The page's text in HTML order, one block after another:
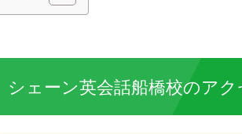
シェーン英会話船橋校のア